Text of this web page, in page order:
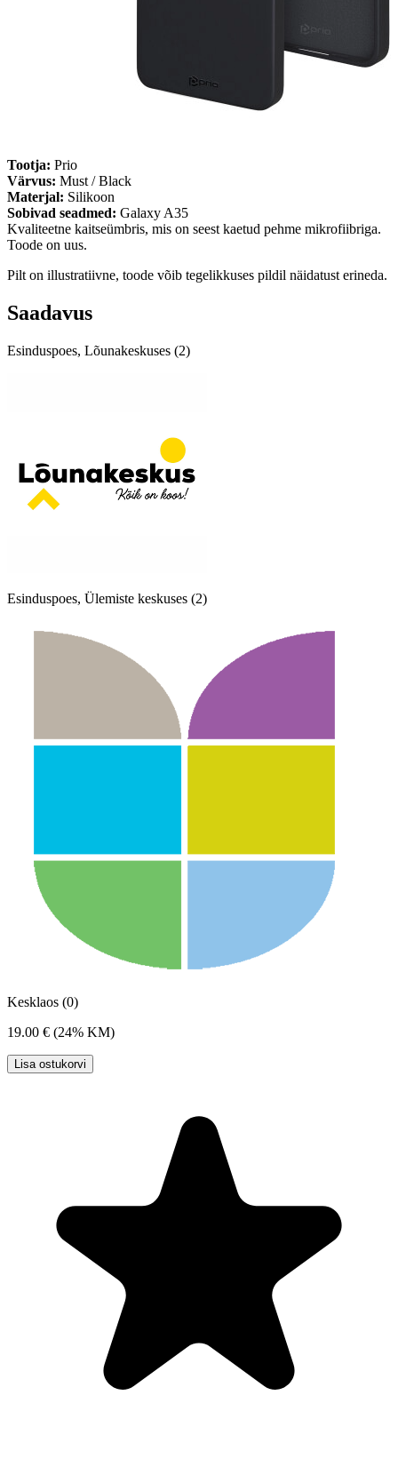
Tootja: Prio
Värvus: Must / Black
Materjal: Silikoon
Sobivad seadmed: Galaxy A35
Kvaliteetne kaitseümbris, mis on seest kaetud pehme mikrofiibriga.
Toode on uus.
Pilt on illustratiivne, toode võib tegelikkuses pildil näidatust erineda.
Saadavus
Esinduspoes, Lõunakeskuses (2)
Esinduspoes, Ülemiste keskuses (2)
Kesklaos (0)
19.00 € (24% KM)
Lisa ostukorvi